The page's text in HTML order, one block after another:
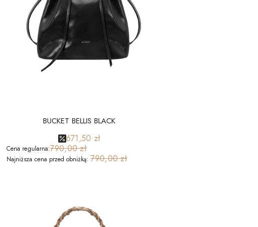
BUCKET BELLIS BLACK
671,50 zł
Cena regularna:790,00 zł
Najniższa cena przed obniżką: 790,00 zł